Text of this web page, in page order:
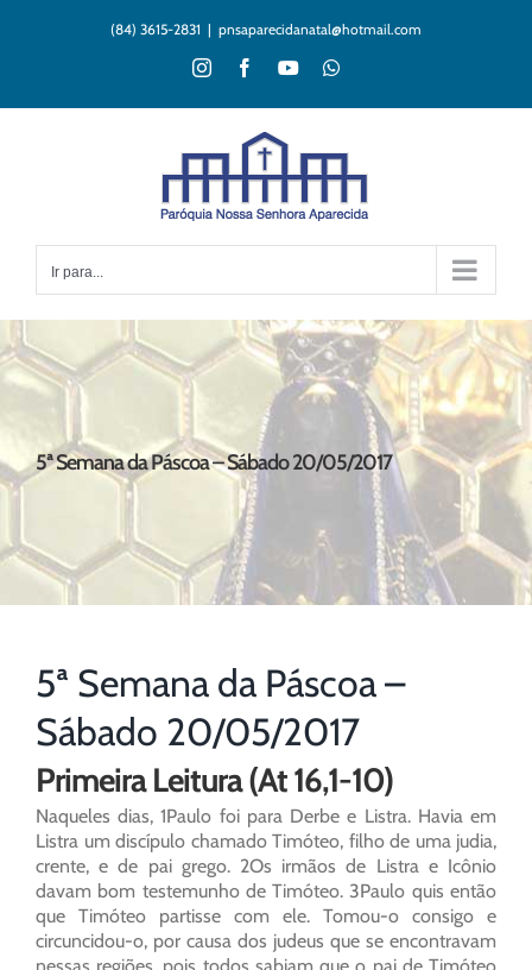
(84) 3615-2831 | pnsaparecidanatal@hotmail.com
InstagramFacebookYouTubeWhatsApp
Ir para...
5ª Semana da Páscoa – Sábado 20/05/2017
5ª Semana da Páscoa –
Sábado 20/05/2017
Primeira Leitura (At 16,1-10)
Naqueles dias, 1Paulo foi para Derbe e Listra. Havia em
Listra um discípulo chamado Timóteo, filho de uma judia,
crente, e de pai grego. 2Os irmãos de Listra e Icônio
davam bom testemunho de Timóteo. 3Paulo quis então
que Timóteo partisse com ele. Tomou-o consigo e
circuncidou-o, por causa dos judeus que se encontravam